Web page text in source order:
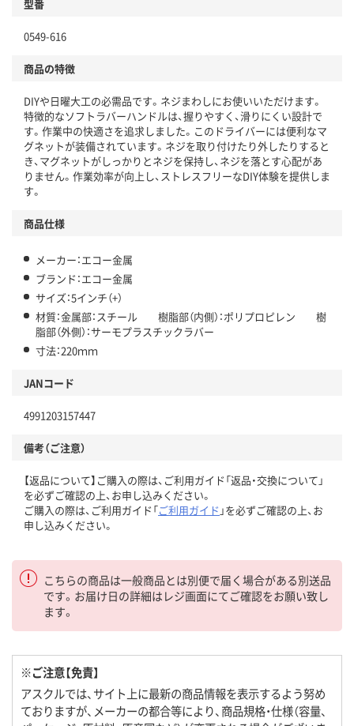
型番
0549-616
商品の特徴
DIYや日曜大工の必需品です。ネジまわしにお使いいただけます。
特徴的なソフトラバーハンドルは、握りやすく、滑りにくい設計で
す。作業中の快適さを追求しました。このドライバーには便利なマ
グネットが装備されています。ネジを取り付けたり外したりすると
き、マグネットがしっかりとネジを保持し、ネジを落とす心配があ
りません。作業効率が向上し、ストレスフリーなDIY体験を提供しま
す。
商品仕様
メーカー：エコー金属
ブランド：エコー金属
サイズ：5インチ（+）
材質：金属部：スチール 樹脂部（内側）：ポリプロピレン 樹
脂部（外側）：サーモプラスチックラバー
寸法：220ｍｍ
JANコード
4991203157447
備考（ご注意）
【返品について】ご購入の際は、ご利用ガイド「返品・交換について」
を必ずご確認の上、お申し込みください。
ご購入の際は、ご利用ガイド「ご利用ガイド 」を必ずご確認の上、お
申し込みください。
こちらの商品は一般商品とは別便で届く場合がある別送品
です。お届け日の詳細はレジ画面にてご確認をお願い致し
ます。
※ご注意【免責】
アスクルでは、サイト上に最新の商品情報を表示するよう努め
ておりますが、メーカーの都合等により、商品規格・仕様（容量、